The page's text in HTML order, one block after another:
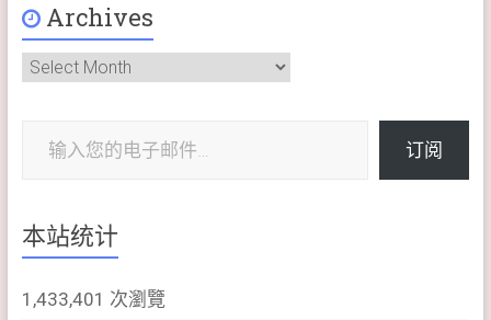
Archives
Archives
订阅
本站统计
1,433,401 次瀏覽